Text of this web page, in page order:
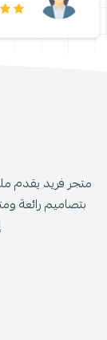
متجر فريد يقدم
بتصاميم رائعة